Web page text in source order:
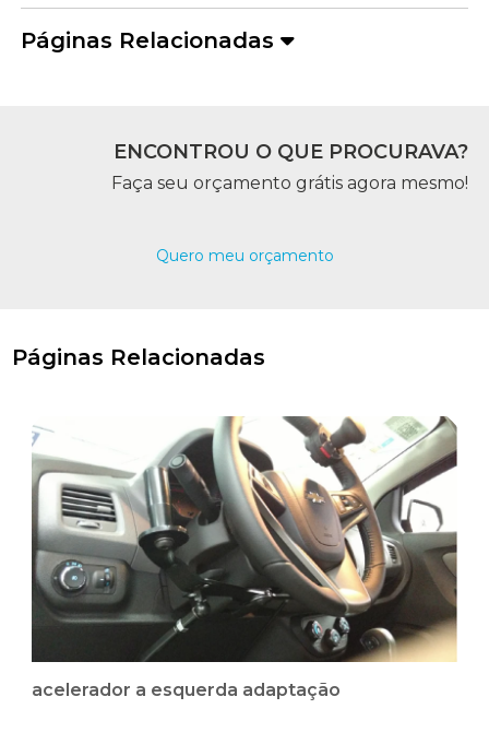
Páginas Relacionadas
ENCONTROU O QUE PROCURAVA?
Faça seu orçamento grátis agora mesmo!
Quero meu orçamento
Páginas Relacionadas
acelerador a esquerda adaptação